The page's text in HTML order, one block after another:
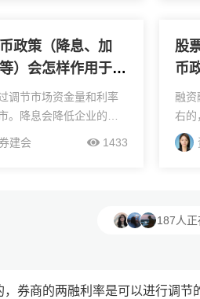
政策（降息、加
）会怎样作用于股
调节市场资金量和利率
。降息会降低企业的融
企业盈利空间；同时存
居民储蓄意愿降低，资
建会 1433
股
币
融资
右的
节的
户
券商的两融利率是可以进行调节
187人正